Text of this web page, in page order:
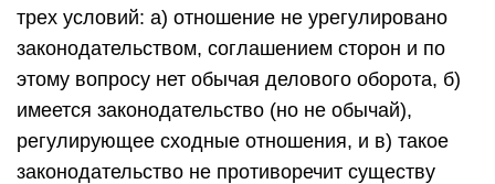
трех условий: а) отношение не урегулировано
законодательством, соглашением сторон и по
этому вопросу нет обычая делового оборота, б)
имеется законодательство (но не обычай),
регулирующее сходные отношения, и в) такое
законодательство не противоречит существу